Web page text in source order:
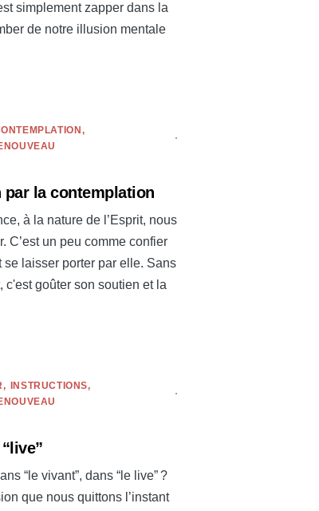
simplement zapper dans la
de notre illusion mentale
par la contemplation
à la nature de l’Esprit, nous
C’est un peu comme confier
se laisser porter par elle. Sans
c'est goûter son soutien et la
INSTRUCTIONS
“le vivant”, dans “le live” ?
que nous quittons l’instant